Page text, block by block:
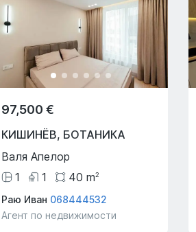
97,500 €
КИШИНЁВ, БОТАНИКА
Валя Апелор
1
1 40 m2
Раю Иван 068444532
Агент по недвижимости